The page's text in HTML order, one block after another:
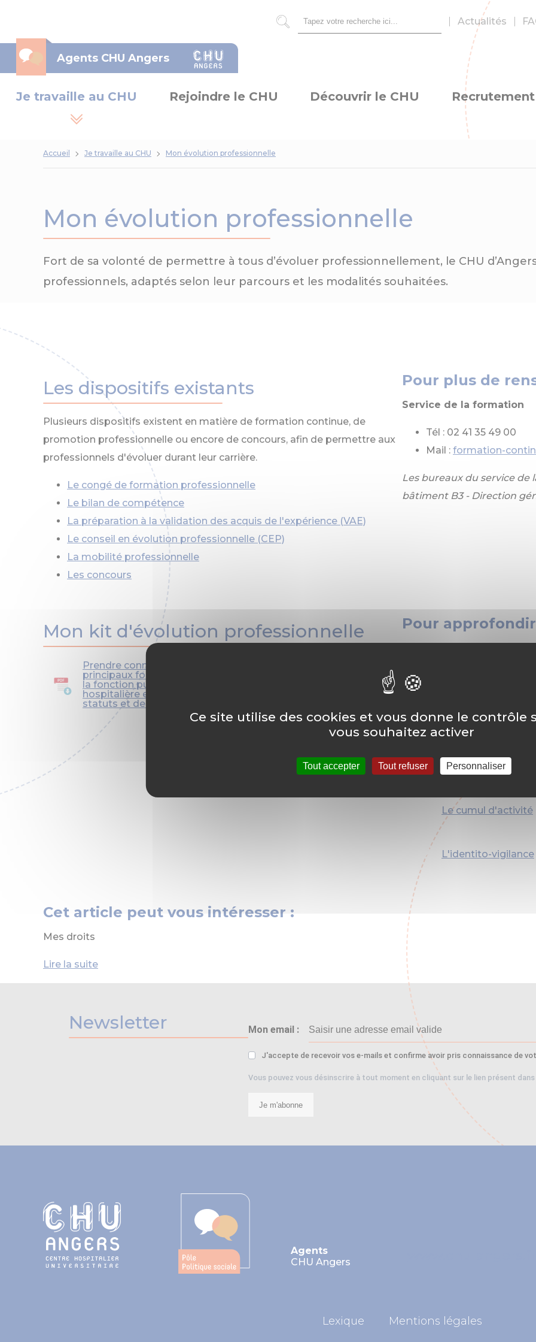
Agents CHU Angers
Rechercher
Actualités
Je travaille au CHU Rejoindre le CHU Découvrir le CHU
Accueil Je travaille au CHU Mon évolution professionnelle
Mon évolution professionnelle
Fort de sa volonté de permettre à tous d’évoluer professionnellement, le CHU
professionnels, adaptés selon leur parcours et les modalités souhaitées.
Les dispositifs existants
Plusieurs dispositifs existent en matière de formation continue, de
promotion professionnelle ou encore de concours, afin de permettre aux
professionnels d'évoluer durant leur carrière.
Le congé de formation professionnelle
Le bilan de compétence
La préparation à la validation des acquis de l'expérience (VAE)
Le conseil en évolution professionnelle (CEP)
La mobilité professionnelle
Les concours
Pour plus de
Service de la formation
Tél : 02 41 35 49 00
Mail : formation-
Les bureaux du service
bâtiment B3 - Direction
Mon kit d'évolution professionnelle
Prendre connaissance des
principaux fondamentaux de
la fonction publique
hospitalière en matière de
statuts et de recrutement.
Pour approfondir
publique
dans la fonction
hospitalière
Le cumul d'activité
L'identito-vigilance
Cet article peut vous intéresser :
Mes droits
Lire la suite
Newsletter Mon email :
J'accepte de recevoir vos e-mails et confirme avoir pris connaissance de
Vous pouvez vous désinscrire à tout moment en cliquant sur le lien présent dans
Je m'abonne
Agents
CHU Angers
Lexique Mentions légales
Ce site utilise des cookies et vous donne le contrôle
vous souhaitez activer
Tout accepter Tout refuser Personnaliser